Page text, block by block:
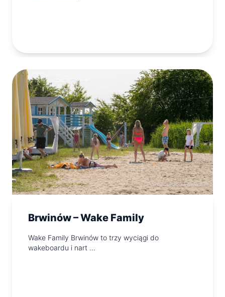
Brwinów – Wake Family
Wake Family Brwinów to trzy wyciągi do
wakeboardu i nart …